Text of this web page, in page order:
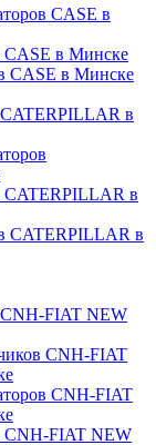
CASE в
CASE в Минске
CASE в Минске
CATERPILLAR в
CATERPILLAR в
CATERPILLAR в
CNH-FIAT NEW
CNH-FIAT
CNH-FIAT
CNH-FIAT NEW